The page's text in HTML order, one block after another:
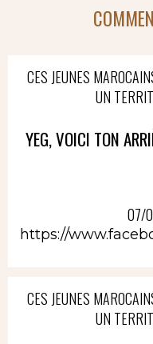
CES JEUNES
UN
YEG, VOICI TON
07/
https://
CES JEUNES
UN